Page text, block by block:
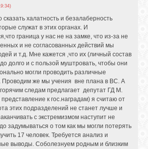
халатность и безалаберность
служат в этих органах. И
граница у нас не на замке, что из-за не
и не согласованных действий мы
и т.д. Мне кажется ,что их (личный состав
долго и с пользой муштровать, чтобы они
могли проводить различные
Проводим же мы учения вне плана в ВС. А
следам предлагает депутат ГД М.
к гос.наградам) я считаю от
этих подразделений не станет лучше и
с экстремизмом наступит не
задумываться о том как мы могли потерять
17 человек. Требуется анализ и
выводы. Соболезнуем родным и близким